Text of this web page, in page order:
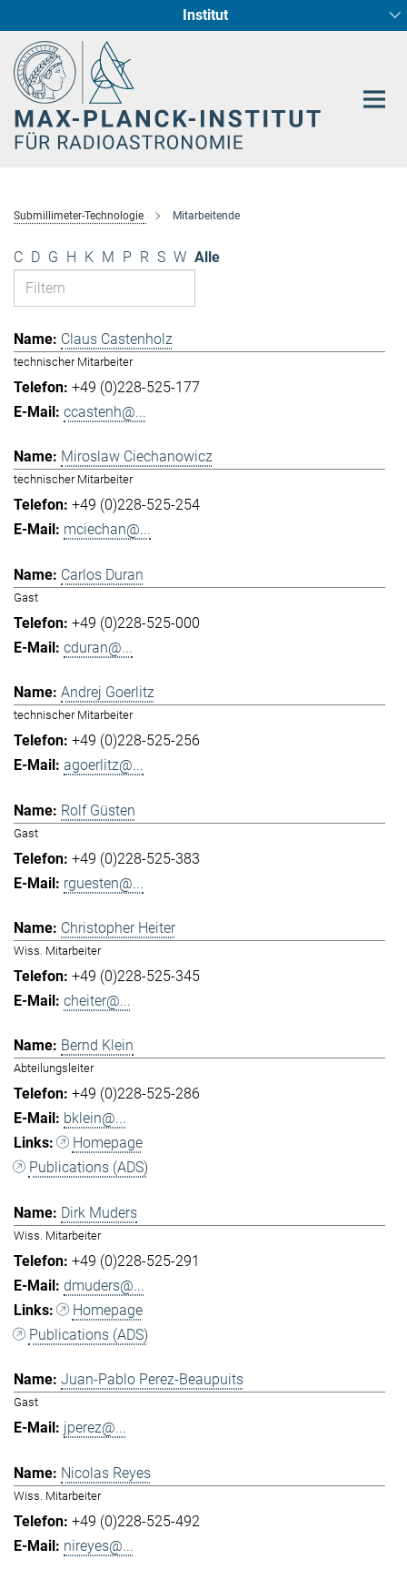
Institut
Radioastronomische Fundamentalphysik
Sternentstehung und Galaxienentwicklung
Submillimeter-Technologie Mitarbeitende
C D G H K M P R S W Alle
Claus Castenholz
technischer Mitarbeiter
+49 (0)228-525-177
ccastenh@...
Miroslaw Ciechanowicz
technischer Mitarbeiter
+49 (0)228-525-254
mciechan@...
Carlos Duran
Gast
+49 (0)228-525-000
cduran@...
Andrej Goerlitz
technischer Mitarbeiter
+49 (0)228-525-256
agoerlitz@...
Rolf Güsten
Gast
+49 (0)228-525-383
rguesten@...
Christopher Heiter
Wiss. Mitarbeiter
+49 (0)228-525-345
cheiter@...
Bernd Klein
Abteilungsleiter
+49 (0)228-525-286
bklein@...
Homepage
Publications (ADS)
Dirk Muders
Wiss. Mitarbeiter
+49 (0)228-525-291
dmuders@...
Homepage
Publications (ADS)
Juan-Pablo Perez-Beaupuits
Gast
jperez@...
Nicolas Reyes
Wiss. Mitarbeiter
+49 (0)228-525-492
nireyes@...